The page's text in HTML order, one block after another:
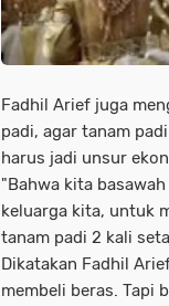
Fadhil Arief juga
padi, agar tanam
harus jadi unsur
"Bahwa kita
keluarga kita, untuk
tanam padi 2 kali
Dikatakan Fadhil
membeli beras. Tapi